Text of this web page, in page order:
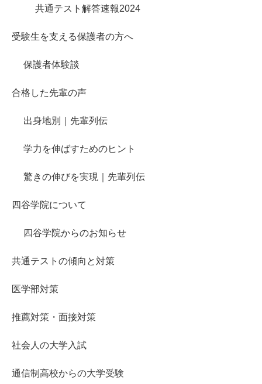
共通テスト解答速報2024
受験生を支える保護者の方へ
保護者体験談
合格した先輩の声
出身地別｜先輩列伝
学力を伸ばすためのヒント
驚きの伸びを実現｜先輩列伝
四谷学院について
四谷学院からのお知らせ
共通テストの傾向と対策
医学部対策
推薦対策・面接対策
社会人の大学入試
通信制高校からの大学受験